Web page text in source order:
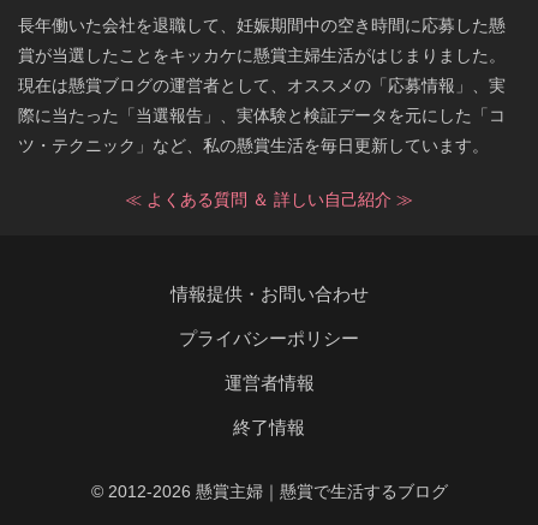
長年働いた会社を退職して、妊娠期間中の空き時間に応募した懸
賞が当選したことをキッカケに懸賞主婦生活がはじまりました。
現在は懸賞ブログの運営者として、オススメの「応募情報」、実
際に当たった「当選報告」、実体験と検証データを元にした「コ
ツ・テクニック」など、私の懸賞生活を毎日更新しています。
≪ よくある質問 ＆ 詳しい自己紹介 ≫
情報提供・お問い合わせ
プライバシーポリシー
運営者情報
終了情報
© 2012-2026 懸賞主婦｜懸賞で生活するブログ